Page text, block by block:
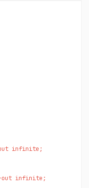
infinite;
out infinite;